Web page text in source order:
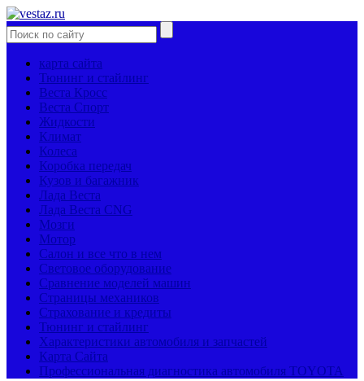
карта сайта
Тюнинг и стайлинг
Веста Кросс
Веста Спорт
Жидкости
Климат
Колеса
Коробка передач
Кузов и багажник
Лада Веста
Лада Веста CNG
Мозги
Мотор
Салон и все что в нем
Световое оборудование
Сравнение моделей машин
Страницы механиков
Страхование и кредиты
Тюнинг и стайлинг
Характеристики автомобиля и запчастей
Карта Сайта
Профессиональная диагностика автомобиля TOYOTA